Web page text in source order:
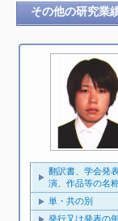
その他の研究業
翻訳書、学会発
演、作品等の名
単・共の別
発行又は発表の